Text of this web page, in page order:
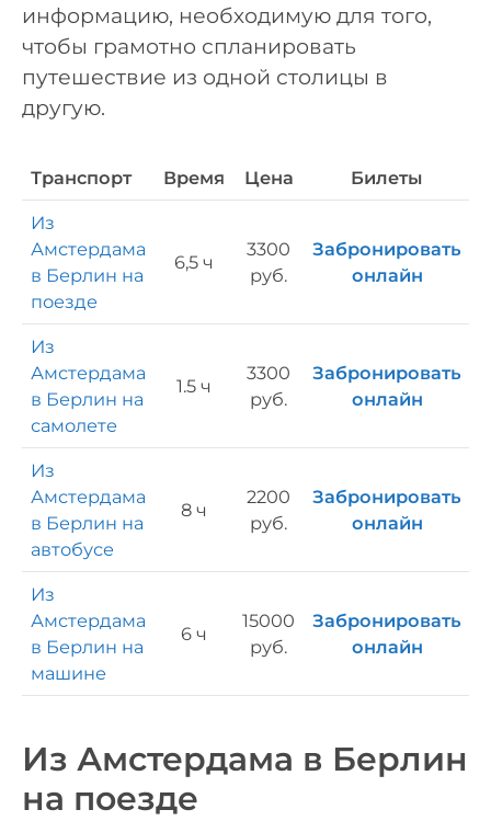
информацию, необходимую для того,
чтобы грамотно спланировать
путешествие из одной столицы в
другую.
Транспорт Время Цена Билеты
Из
Амстердама
в Берлин на
поезде
6,5 ч
3300
руб.
Забронировать
онлайн
Из
Амстердама
в Берлин на
самолете
1.5 ч
3300
руб.
Забронировать
онлайн
Из
Амстердама
в Берлин на
автобусе
8 ч
2200
руб.
Забронировать
онлайн
Из
Амстердама
в Берлин на
машине
6 ч
15000
руб.
Забронировать
онлайн
Из Амстердама в Берлин
на поезде